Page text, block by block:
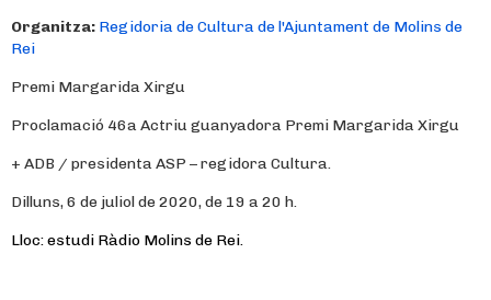
Organitza: Regidoria de Cultura de l'Ajuntament de Molins de
Rei
Premi Margarida Xirgu
Proclamació 46a Actriu guanyadora Premi Margarida Xirgu
+ ADB / presidenta ASP – regidora Cultura.
Dilluns, 6 de juliol de 2020, de 19 a 20 h.
Lloc: estudi Ràdio Molins de Rei.